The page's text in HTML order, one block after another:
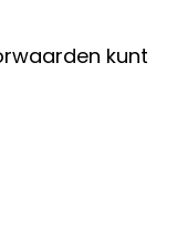
kunt